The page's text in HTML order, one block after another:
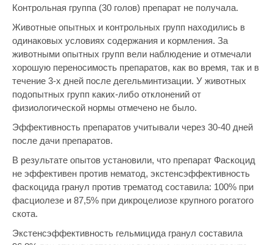
Контрольная группа (30 голов) препарат не получала.
Животные опытных и контрольных групп находились в
одинаковых условиях содержания и кормления. За
животными опытных групп вели наблюдение и отмечали
хорошую переносимость препаратов, как во время, так и в
течение 3-х дней после дегельминтизации. У животных
подопытных групп каких-либо отклонений от
физиологической нормы отмечено не было.
Эффективность препаратов учитывали через 30-40 дней
после дачи препаратов.
В результате опытов установили, что препарат Фаскоцид
не эффективен против нематод, экстенсэффективность
фаскоцида гранул против трематод составила: 100% при
фасциолезе и 87,5% при дикроцелиозе крупного рогатого
скота.
Экстенсэффективность гельмицида гранул составила